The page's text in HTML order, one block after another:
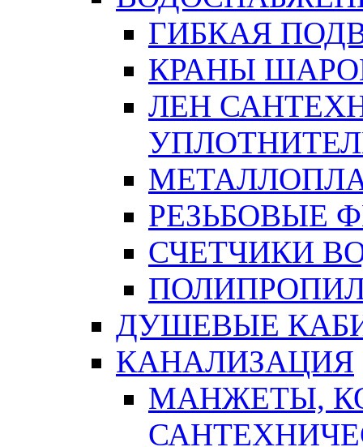
ГИБКАЯ
КРАНЫ
ЛЕН
РЕЗЬБОВЫЕ
СЧЕТЧИКИ
ДУШЕВЫЕ
КАНАЛИЗАЦИЯ
МАНЖЕТЫ,